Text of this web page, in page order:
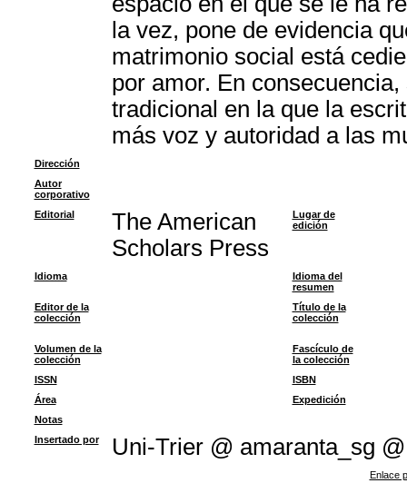
la vez, pone de evidencia
matrimonio social está
por amor. En
tradicional en la que la
más voz y autoridad a las
Dirección
Autor
corporativo
Editorial
The American
Scholars Press
Lugar de
edición
Idioma
Idioma del
resumen
Editor de la
colección
Título de la
colección
Volumen de la
colección
Fascículo de
la colección
ISSN
ISBN
Área
Expedición
Notas
Insertado por
Uni-Trier @ amaranta_sg @
Enlace